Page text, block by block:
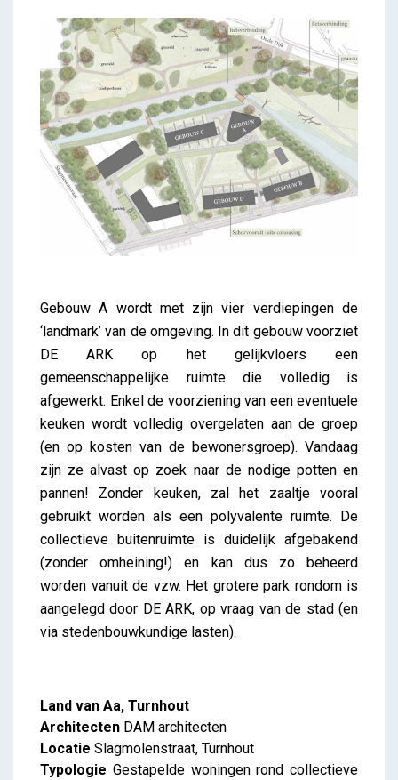
Gebouw A wordt met zijn vier verdiepingen de
‘landmark’ van de omgeving. In dit gebouw voorziet
DE ARK op het gelijkvloers een
gemeenschappelijke ruimte die volledig is
afgewerkt. Enkel de voorziening van een eventuele
keuken wordt volledig overgelaten aan de groep
(en op kosten van de bewonersgroep). Vandaag
zijn ze alvast op zoek naar de nodige potten en
pannen! Zonder keuken, zal het zaaltje vooral
gebruikt worden als een polyvalente ruimte. De
collectieve buitenruimte is duidelijk afgebakend
(zonder omheining!) en kan dus zo beheerd
worden vanuit de vzw. Het grotere park rondom is
aangelegd door DE ARK, op vraag van de stad (en
via stedenbouwkundige lasten).
Land van Aa, Turnhout
Architecten DAM architecten
Locatie Slagmolenstraat, Turnhout
Typologie Gestapelde woningen rond collectieve